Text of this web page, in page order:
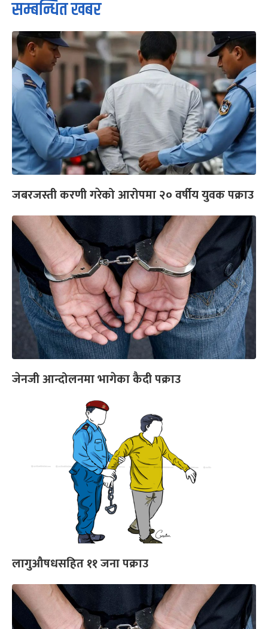
सम्बन्धित खबर
जबरजस्ती करणी गरेको आरोपमा २० वर्षीय युवक पक्राउ
जेनजी आन्दोलनमा भागेका कैदी पक्राउ
लागुऔषधसहित ११ जना पक्राउ